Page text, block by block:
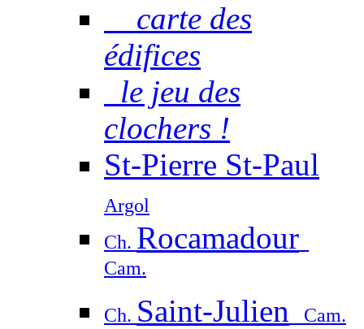
carte des
édifices
le jeu des
clochers !
St-Pierre St-Paul
Argol
Ch. Rocamadour
Cam.
Ch. Saint-Julien Cam.